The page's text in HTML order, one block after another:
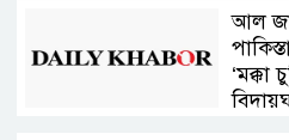
আল
‘মক্কা